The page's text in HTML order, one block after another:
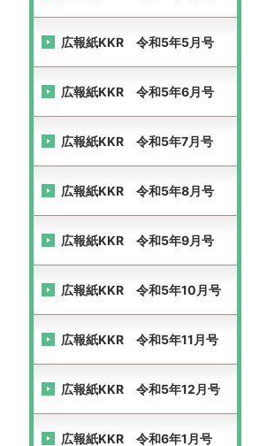
広報紙KKR 令和5年5月号
広報紙KKR 令和5年6月号
広報紙KKR 令和5年7月号
広報紙KKR 令和5年8月号
広報紙KKR 令和5年9月号
広報紙KKR 令和5年10月号
広報紙KKR 令和5年11月号
広報紙KKR 令和5年12月号
広報紙KKR 令和6年1月号